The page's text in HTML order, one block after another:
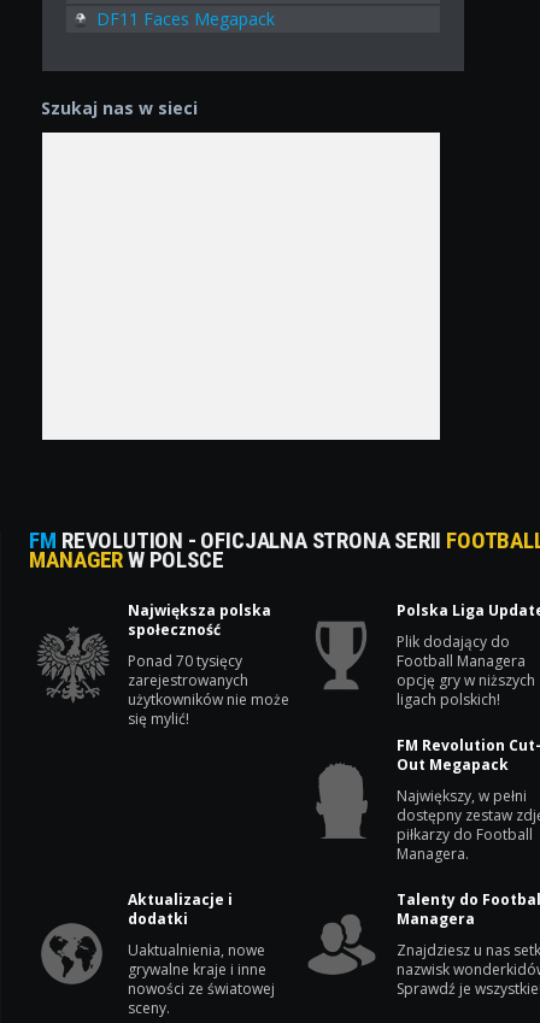
DF11 Faces Megapack
Szukaj nas w sieci
FM REVOLUTION - OFICJALNA STRONA SERII
MANAGERW POLSCE
Największa polska
społeczność
Ponad 70 tysięcy
zarejestrowanych
użytkowników nie może
się mylić!
Polska Liga
Plik dodający do
Football Managera
opcję gry w niższych
ligach polskich!
FM Revolution
Out Megapack
Największy, w pełni
dostępny zestaw
piłkarzy do Football
Managera.
Aktualizacje i
dodatki
Uaktualnienia, nowe
grywalne kraje i inne
nowości ze światowej
sceny.
Talenty do
Managera
Znajdziesz u nas
nazwisk
Sprawdź je